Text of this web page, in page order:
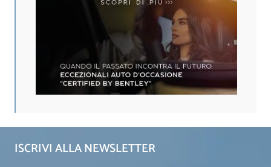
ISCRIVI ALLA NEWSLETTER